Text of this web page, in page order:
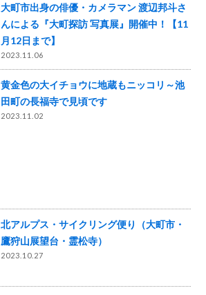
大町市出身の俳優・カメラマン 渡辺邦斗さ
んによる『大町探訪 写真展』開催中！【11
月12日まで】
2023.11.06
黄金色の大イチョウに地蔵もニッコリ～池
田町の長福寺で見頃です
2023.11.02
北アルプス・サイクリング便り（大町市・
鷹狩山展望台・霊松寺）
2023.10.27